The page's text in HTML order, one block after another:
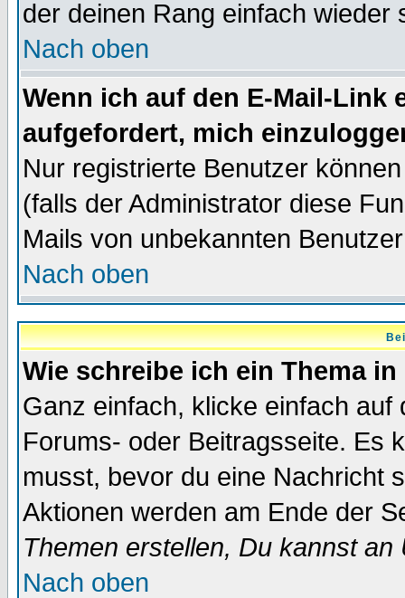
der deinen Rang einfach wieder
Nach oben
Wenn ich auf den E-Mail-Link
aufgefordert, mich
Nur registrierte Benutzer
(falls der Administrator diese
Mails von unbekannten
Nach oben
Wie schreibe ich ein Thema
Ganz einfach, klicke einfach
Forums- oder Beitragsseite. Es
musst, bevor du eine Nachricht
Aktionen werden am Ende der
Themen erstellen, Du kannst
Nach oben